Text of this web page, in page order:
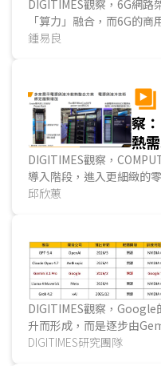
DIGITIMES觀察，6G網路
「算力」融合，而6G的
端視底層硬體的物理限制
鍾易良
察
熱
進
DIGITIMES觀察，
導入階段，進入更細緻的
液冷板、CDU、分歧管、
完整供應鏈、規格分工與
邱欣蕙
DIGITIMES觀察，
升而形成，而是逐步由
架構而建立。其中，
DIGITIMES研究團隊